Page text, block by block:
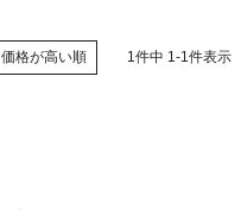
価格が高い順 1件中 1-1件表示